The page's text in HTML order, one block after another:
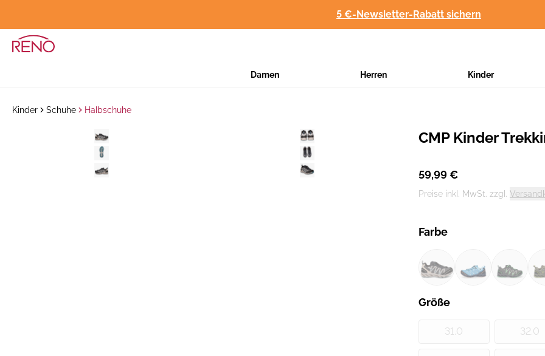
5 €-Newsletter-Rabatt sichern
Damen Herren Kinder
Kinder Schuhe Halbschuhe
Hersteller:
CMP Kinder
59,99 €
Preise inkl. MwSt. zzgl.
Farbe
Größe
31.0 32.0